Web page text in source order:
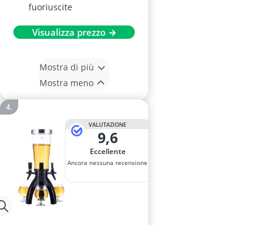
fuoriuscite
Visualizza prezzo →
Mostra di più
Mostra meno
VALUTAZIONE
9,6
Eccellente
Ancora nessuna recensione